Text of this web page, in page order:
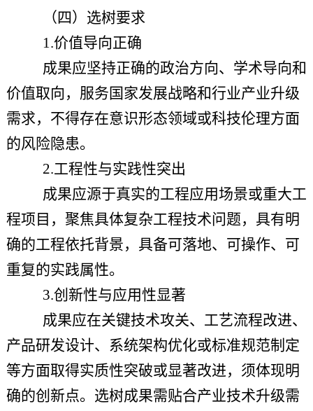
（四）选树要求
1.价值导向正确
成果应坚持正确的政治方向、学术导向和
价值取向，服务国家发展战略和行业产业升级
需求，不得存在意识形态领域或科技伦理方面
的风险隐患。
2.工程性与实践性突出
成果应源于真实的工程应用场景或重大工
程项目，聚焦具体复杂工程技术问题，具有明
确的工程依托背景，具备可落地、可操作、可
重复的实践属性。
3.创新性与应用性显著
成果应在关键技术攻关、工艺流程改进、
产品研发设计、系统架构优化或标准规范制定
等方面取得实质性突破或显著改进，须体现明
确的创新点。选树成果需贴合产业技术升级需